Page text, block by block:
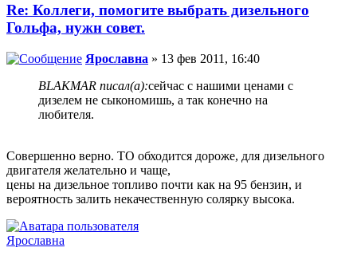
Re: Коллеги, помогите выбрать дизельного
Гольфа, нужн совет.
Ярославна » 13 фев 2011, 16:40
BLAKMAR писал(а):сейчас с нашими ценами с
дизелем не сыкономишь, а так конечно на
любителя.
Совершенно верно. ТО обходится дороже, для дизельного
двигателя желательно и чаще,
цены на дизельное топливо почти как на 95 бензин, и
вероятность залить некачественную солярку высока.
Ярославна